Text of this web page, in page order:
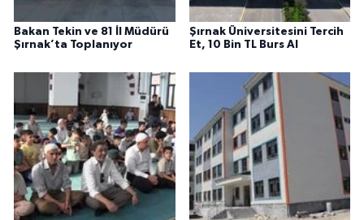
Bakan Tekin ve 81 İl Müdürü
Şırnak’ta Toplanıyor
Şırnak Üniversitesini Tercih
Et, 10 Bin TL Burs Al